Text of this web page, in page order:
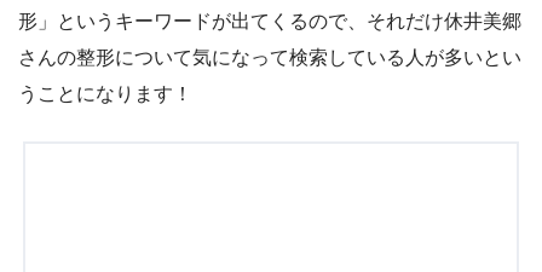
形」というキーワードが出てくるので、それだけ休井美郷
さんの整形について気になって検索している人が多いとい
うことになります！